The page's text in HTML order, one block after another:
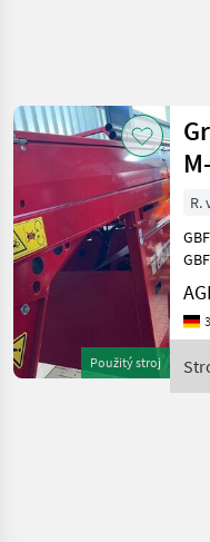
Kategorie 4
AKTUÁLNÍ
CESTA
stavebná
technika
Celny
Obnovit
Zobrazit
výsledků
Použitý stroj
R.